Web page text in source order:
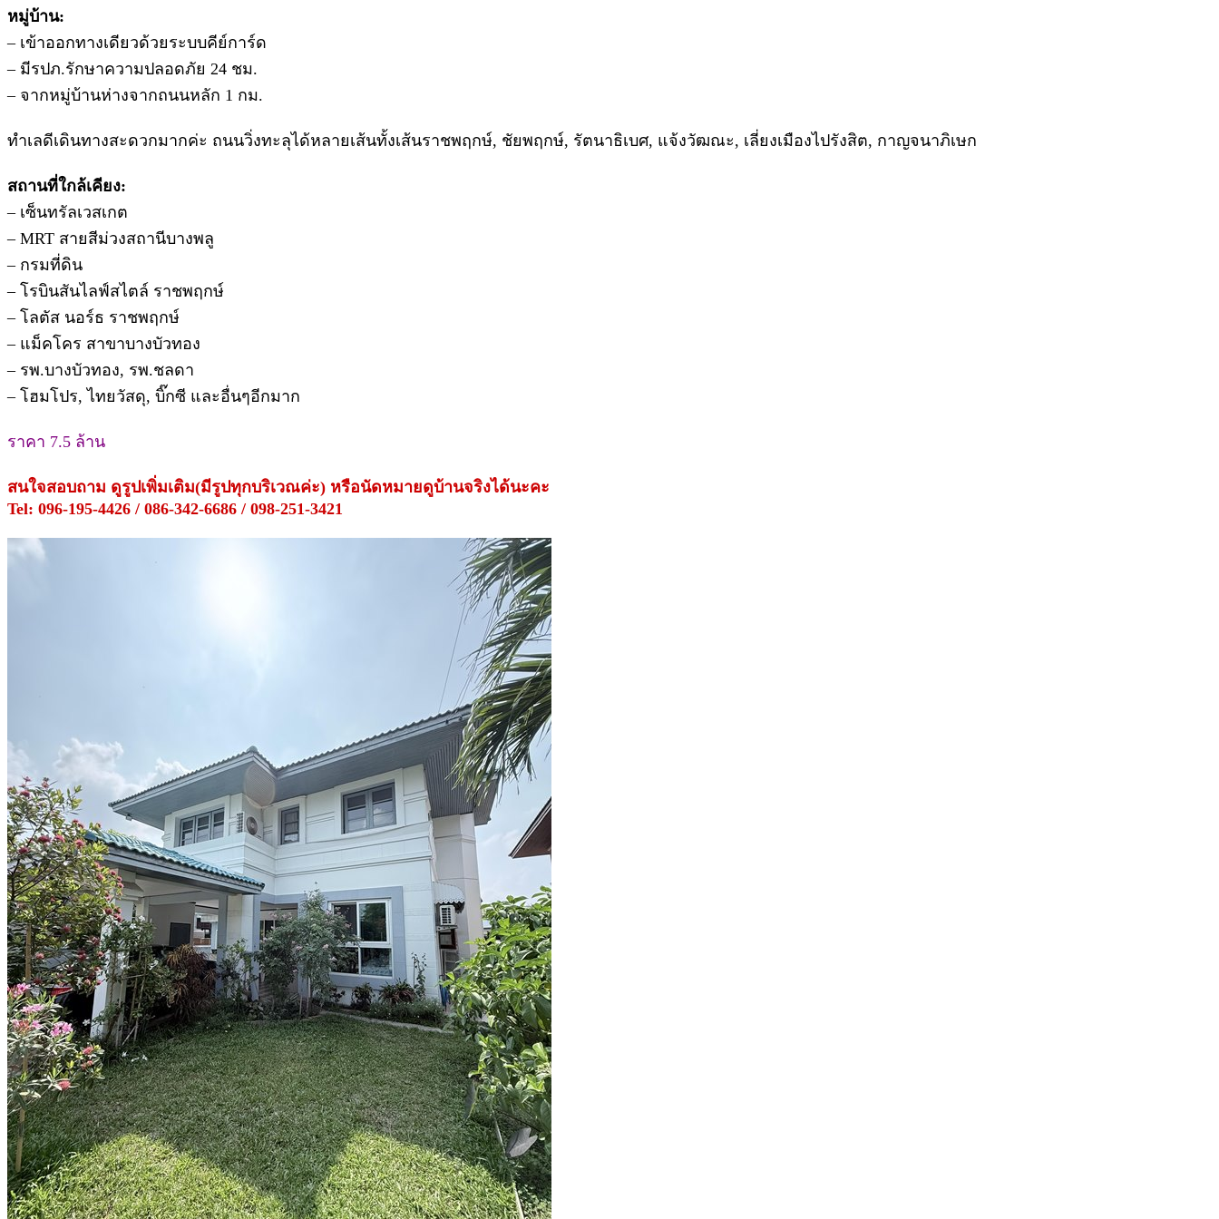
หมู่บ้าน:
– เข้าออกทางเดียวด้วยระบบคีย์การ์ด
– มีรปภ.รักษาความปลอดภัย 24 ชม.
– จากหมู่บ้านห่างจากถนนหลัก 1 กม.
ทำเลดีเดินทางสะดวกมากค่ะ ถนนวิ่งทะลุได้หลายเส้นทั้งเส้นราชพฤกษ์, ชัยพฤกษ์, รัตนาธิเบศ, แจ้งวัฒณะ, เลี่ยงเมืองไปรังสิต, กาญจนาภิเษก
สถานที่ใกล้เคียง:
– เซ็นทรัลเวสเกต
– MRT สายสีม่วงสถานีบางพลู
– กรมที่ดิน
– โรบินสันไลฟ์สไตล์ ราชพฤกษ์
– โลตัส นอร์ธ ราชพฤกษ์
– แม็คโคร สาขาบางบัวทอง
– รพ.บางบัวทอง, รพ.ชลดา
– โฮมโปร, ไทยวัสดุ, บิ๊กซี และอื่นๆอีกมาก
ราคา 7.5 ล้าน
สนใจสอบถาม ดูรูปเพิ่มเติม(มีรูปทุกบริเวณค่ะ) หรือนัดหมายดูบ้านจริงได้นะคะ
Tel: 096-195-4426 / 086-342-6686 / 098-251-3421